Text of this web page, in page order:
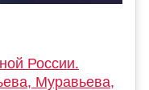
России.
Муравьева,